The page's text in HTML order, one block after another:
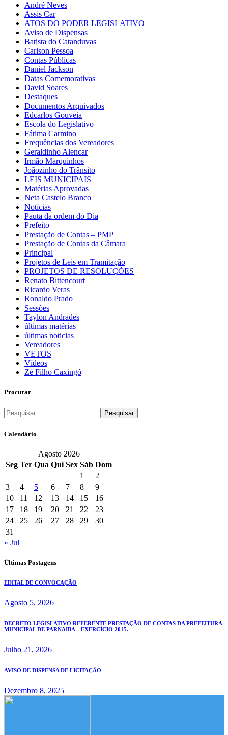
André Neves
Assis Car
ATOS DO PODER LEGISLATIVO
Aviso de Dispensas
Batista do Catanduvas
Carlson Pessoa
Contas Públicas
Daniel Jackson
Datas Comemorativas
David Soares
Destaques
Documentos Arquivados
Edcarlos Gouveia
Escola do Legislativo
Fátima Carmino
Frequências dos Vereadores
Geraldinho Alencar
Irmão Marquinhos
Joãozinho do Trânsito
LEIS MUNICIPAIS
Matérias Aprovadas
Neta Castelo Branco
Notícias
Pauta da ordem do Dia
Prefeito
Prestação de Contas – PMP
Prestação de Contas da Câmara
Principal
Projetos de Leis em Tramitação
PROJETOS DE RESOLUÇÕES
Renato Bittencourt
Ricardo Veras
Ronaldo Prado
Sessões
Taylon Andrades
últimas matérias
últimas noticias
Vereadores
VETOS
Vídeos
Zé Filho Caxingó
Procurar
Pesquisar
por:
Calendário
Agosto 2026
Seg Ter Qua Qui Sex Sáb Dom
1
2
3
4 5 6 7 8
9
10
11 12 13 14 15
16
17
18 19 20 21 22
23
24
25 26 27 28 29
30
31
« Jul
Últimas Postagens
EDITAL DE CONVOCAÇÃO
Agosto 5, 2026
DECRETO LEGISLATIVO REFERENTE PRESTAÇÃO DE CONTAS DA PREFEITURA
MUNICIPAL DE PARNAIBA – EXERCÍCIO 2015.
Julho 21, 2026
AVISO DE DISPENSA DE LICITAÇÃO
Dezembro 8, 2025